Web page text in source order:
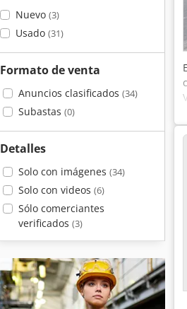
Nuevo (3)
Usado (31)
Formato de venta
Anuncios clasificados (34)
Subastas (0)
Detalles
Solo con imágenes (34)
Solo con videos (6)
Sólo comerciantes
verificados (3)